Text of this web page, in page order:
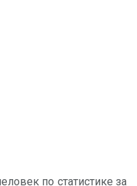
по статистике за